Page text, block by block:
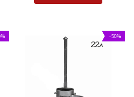
-50%